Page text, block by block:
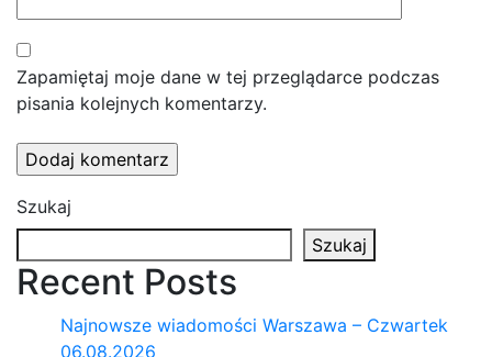
Zapamiętaj moje dane w tej przeglądarce podczas
pisania kolejnych komentarzy.
Szukaj
Szukaj
Recent Posts
Najnowsze wiadomości Warszawa – Czwartek
06.08.2026